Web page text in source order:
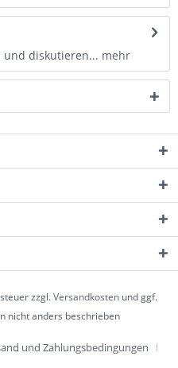
und diskutieren... mehr
zzgl.Versandkosten und ggf.
nicht anders beschrieben
und Zahlungsbedingungen